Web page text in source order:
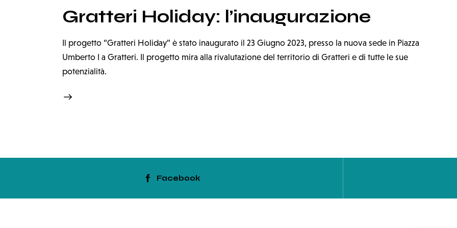
Gratteri Holiday: l’inaugurazione
Il progetto “Gratteri Holiday” è stato inaugurato il 23 Giugno 2023, presso la nuova sede in Piazza
Umberto I a Gratteri. Il progetto mira alla rivalutazione del territorio di Gratteri e di tutte le sue
potenzialità.
Facebook